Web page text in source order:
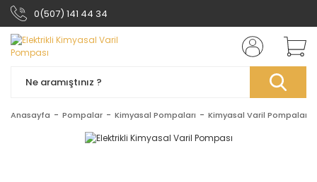
0(507) 141 44 34
Anasayfa Pompalar Kimyasal Pompaları Kimyasal Varil Pompaları